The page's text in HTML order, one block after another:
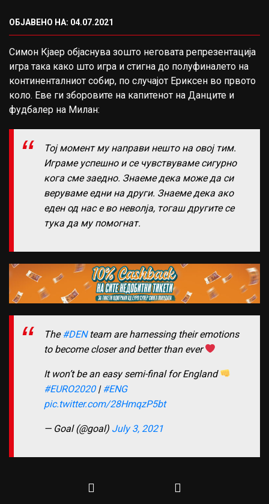
ОБЈАВЕНО НА: 04.07.2021
Симон Кјаер објаснува зошто неговата репрезентација
игра така како што игра и стигна до полуфиналето на
континенталниот собир, по случајот Ериксен во првото
коло. Еве ги зборовите на капитенот на Данците и
фудбалер на Милан:
Тој момент му направи нешто на овој тим.
Играме успешно и се чувствуваме сигурно
кога сме заедно. Знаеме дека може да си
веруваме едни на други. Знаеме дека ако
еден од нас е во неволја, тогаш другите се
тука да му помогнат.
The#DENteam are harnessing their emotions
to become closer and better than ever
It won’t be an easy semi-final for England
#EURO2020|#ENG
pic.twitter.com/28HmqzP5bt
— Goal (@goal) July 3, 2021